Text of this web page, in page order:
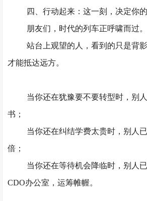
四、行动起来：这一刻，决定你
朋友们，时代的列车正呼啸而过。
站台上观望的人，看到的只是背
才能抵达远方。
当你还在犹豫要不要转型时，别
书；
当你还在纠结学费太贵时，别人
倍；
当你还在等待机会降临时，别人
CDO办公室，运筹帷幄。